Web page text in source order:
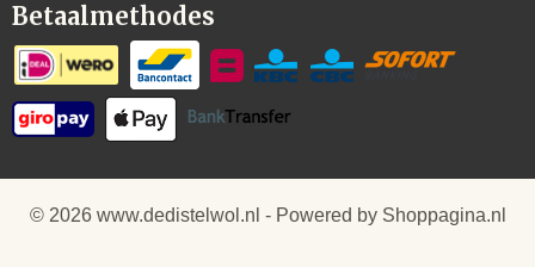
Betaalmethodes
© 2026 www.dedistelwol.nl - Powered by Shoppagina.nl